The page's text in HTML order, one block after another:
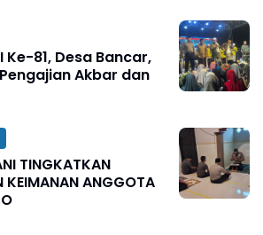
Ke-81, Desa Bancar,
Akbar dan
TINGKATKAN
KEIMANAN ANGGOTA